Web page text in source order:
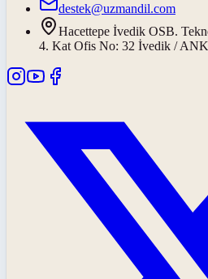
destek@uzmandil.com
Hacettepe İvedik OSB.
4. Kat Ofis No: 32 İvedik /